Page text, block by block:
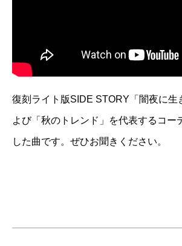
復刻ライト版SIDE STORY「闇夜に生
よび「秋のトレンド」を代表するコー
した曲です。ぜひお聞きください。